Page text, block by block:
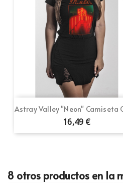
Astray Valley "Neon" Camiseta
16,49 €
8 otros productos en la